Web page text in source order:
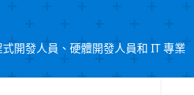
開發人員、硬體開發人員和 IT 專業